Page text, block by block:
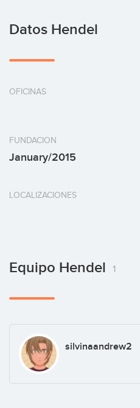
Datos Hendel
OFICINAS
FUNDACION
January/2015
LOCALIZACIONES
Equipo Hendel 1
silvinaandrew2